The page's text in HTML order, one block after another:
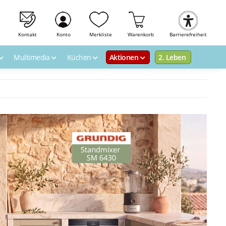
Kontakt Konto Merkliste Warenkorb Barrierefreiheit
Multimedia Küchen Aktionen 2. Leben